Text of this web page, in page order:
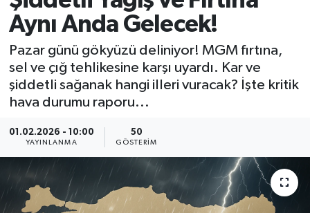
Aynı Anda Gelecek!
Pazar günü gökyüzü deliniyor! MGM fırtına,
sel ve çığ tehlikesine karşı uyardı. Kar ve
şiddetli sağanak hangi illeri vuracak? İşte kritik
hava durumu raporu...
01.02.2026 - 10:00
YAYINLANMA
50
GÖSTERIM
Siyaset
Tüm Manşetler
Son Dakika Haberleri
Haber Arşivi